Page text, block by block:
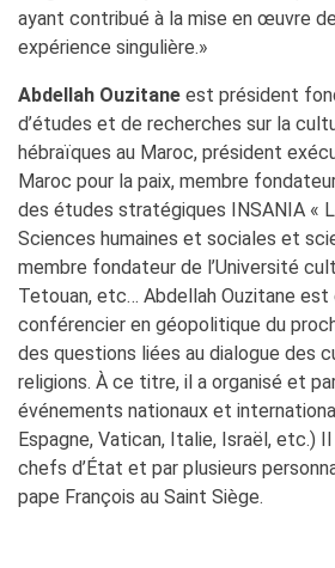
ayant contribué à la mise en œuvre
expérience singulière.»
Abdellah Ouzitane est président
d’études et de recherches sur la
hébraïques au Maroc, président
Maroc pour la paix, membre
des études stratégiques INSANIA «
Sciences humaines et sociales et
membre fondateur de l’Université
Tetouan, etc… Abdellah Ouzitane est
conférencier en géopolitique du
des questions liées au dialogue des
religions. À ce titre, il a organisé et
événements nationaux et
Espagne, Vatican, Italie, Israël, etc.)
chefs d’État et par plusieurs
pape François au Saint Siège.